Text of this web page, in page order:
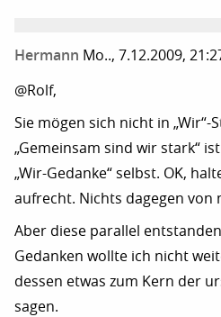
Hermann Mo.., 7.12.2009,
@Rolf,
Sie mögen sich nicht in
„Gemeinsam sind wir stark“
„Wir-Gedanke“ selbst. OK,
aufrecht. Nichts dagegen von
Aber diese parallel
Gedanken wollte ich nicht
dessen etwas zum Kern der
sagen.